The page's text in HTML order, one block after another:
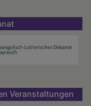
Veranstaltungen